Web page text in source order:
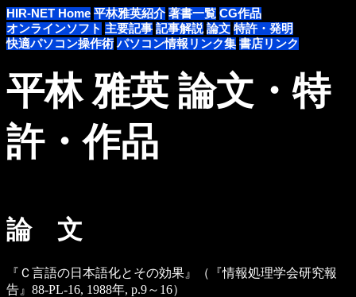
HIR-NET Home 平林雅英紹介 著書一覧 CG作品
オンラインソフト 主要記事 記事解説 論文 特許・発明
快適パソコン操作術 パソコン情報リンク集 書店リンク
平林 雅英 論文・特
許・作品
論 文
『Ｃ言語の日本語化とその効果』（『情報処理学会研究報
告』88-PL-16, 1988年, p.9～16）